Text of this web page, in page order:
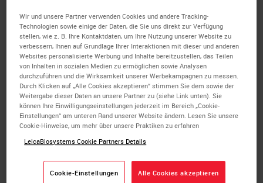
Current High-Level Workflow Assessment
Questions
Current Workflow Data Spreadsheet
Templates
Equipment Strengths/Weaknesses
Assessment
Manual vs Automated IHC Assessment
Identifying Waste Checklist
Templates
Root cause analysis
Process mapping
Wir und unsere Partner verwenden Cookies und andere Tracking-
Technologien sowie einige der Daten, die Sie uns direkt zur Verfügung
stellen, wie z. B. Ihre Kontaktdaten, um Ihre Nutzung unserer Website zu
verbessern, Ihnen auf Grundlage Ihrer Interaktionen mit dieser und anderen
Websites personalisierte Werbung und Inhalte bereitzustellen, das Teilen
von Inhalten in sozialen Medien zu ermöglichen sowie Analysen
durchzuführen und die Wirksamkeit unserer Werbekampagnen zu messen.
Durch Klicken auf „Alle Cookies akzeptieren“ stimmen Sie dem sowie der
Weitergabe dieser Daten an unsere Partner zu (siehe Link unten). Sie
können Ihre Einwilligungseinstellungen jederzeit im Bereich „Cookie-
Einstellungen“ am unteren Rand unserer Website ändern. Lesen Sie unsere
Cookie-Hinweise, um mehr über unsere Praktiken zu erfahren
LeicaBiosystems Cookie Partners Details
Cookie-Einstellungen Alle Cookies akzeptieren